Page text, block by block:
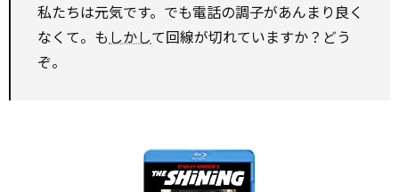
私たちは元気です。でも電話の調子があんまり良く
なくて。も しかして回線が切れていますか？どう
ぞ。